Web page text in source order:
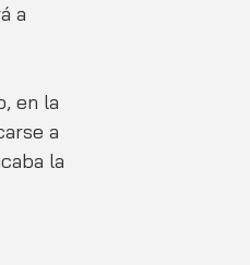
a
en la
a
la